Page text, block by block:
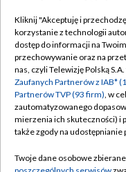
Abonament TVP
Emisja w TVP
Centrum informacji
Naziemna Telewizja
Rada Programowa
Kliknij "Akceptuję i
korzystanie z technologii
dostęp do informacji na
przechowywanie oraz na
nas, czyli Telewizję Polską
Zaufanych Partnerów z IAB*
Partnerów TVP (93 firm), w
zautomatyzowanego
mierzenia ich skuteczności) i
także zgody na udostępnianie
Twoje dane osobowe